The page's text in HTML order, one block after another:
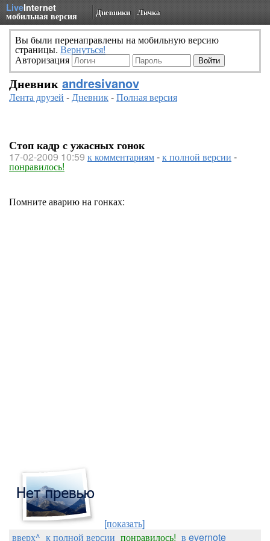
LiveInternet
мобильная версия Дневники Личка
Вы были перенаправлены на мобильную версию
страницы. Вернуться!
Авторизация
Дневник andresivanov
Лента друзей -Дневник-Полная версия
Стоп кадр с ужасных гонок
17-02-2009 10:59 к комментариям-к полной версии -
понравилось!
Помните аварию на гонках:
[показать]
вверх^ к полной версии понравилось! в evernote